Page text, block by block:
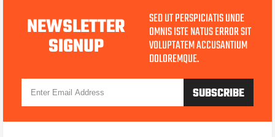
NEWSLETTER
SIGNUP
SED UT PERSPICIATIS UNDE
OMNIS ISTE NATUS ERROR SIT
VOLUPTATEM ACCUSANTIUM
DOLOREMQUE.